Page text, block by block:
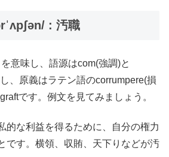
: 汚職
意味し、語源はcom(強調)と
、原義はラテン語のcorrumpere(損
です。例文を見てみましょう。
的な利益を得るために、自分の権力
です。横領、収賄、天下りなどが汚